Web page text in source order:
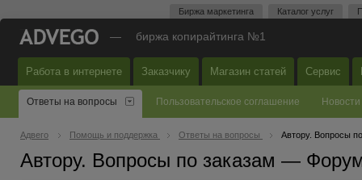
Биржа маркетинга Каталог услуг
— биржа копирайтинга №1
Работа в интернете Заказчику Магазин статей Сервис
Ответы на вопросы Пользовательское соглашение Новости
Адвего Помощь и поддержка Ответы на вопросы Автору. Вопросы
Автору. Вопросы по заказам —